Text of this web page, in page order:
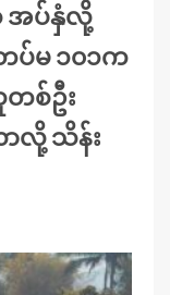
အပ်နှံလို့
တပ်မ ၁၀၁က
စ်ဦး
လို့ သိန်း